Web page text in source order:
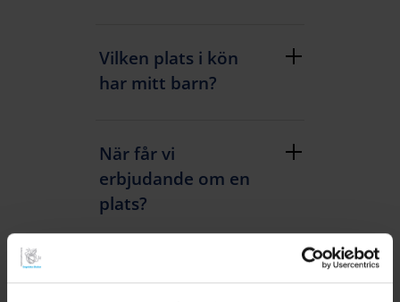
Vilken plats i kön
har mitt barn?
När får vi
erbjudande om en
plats?